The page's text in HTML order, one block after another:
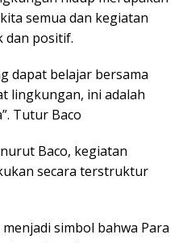
semua dan kegiatan
dan positif.
dapat belajar bersama
lingkungan, ini adalah
Tutur Baco
Baco, kegiatan
secara terstruktur
simbol bahwa Para